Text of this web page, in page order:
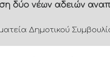
δύο νέων αδειών
Δημοτικού